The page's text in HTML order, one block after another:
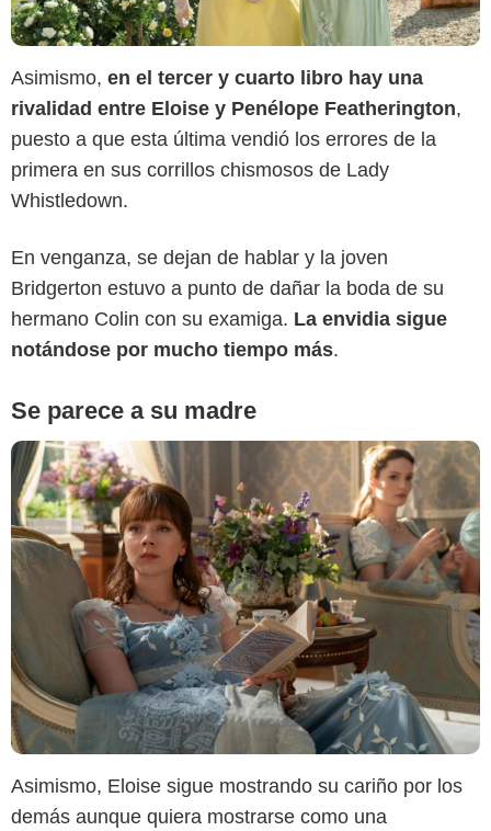
Asimismo, en el tercer y cuarto libro hay una
rivalidad entre Eloise y Penélope Featherington,
puesto a que esta última vendió los errores de la
primera en sus corrillos chismosos de Lady
Whistledown.
En venganza, se dejan de hablar y la joven
Bridgerton estuvo a punto de dañar la boda de su
hermano Colin con su examiga. La envidia sigue
notándose por mucho tiempo más.
Se parece a su madre
Netflix
Asimismo, Eloise sigue mostrando su cariño por los
demás aunque quiera mostrarse como una
Netflix